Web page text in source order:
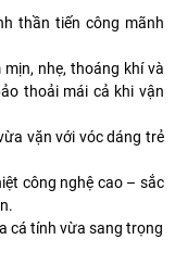
thần tiến công mãnh
nhẹ, thoáng khí và
thoải mái cả khi vận
vặn với vóc dáng trẻ
công nghệ cao – sắc
cá tính vừa sang trọng